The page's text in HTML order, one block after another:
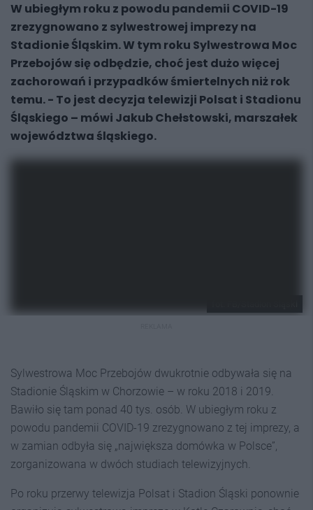
W ubiegłym roku z powodu pandemii COVID-19
zrezygnowano z sylwestrowej imprezy na
Stadionie Śląskim. W tym roku Sylwestrowa Moc
Przebojów się odbędzie, choć jest dużo więcej
zachorowań i przypadków śmiertelnych niż rok
temu. - To jest decyzja telewizji Polsat i Stadionu
Śląskiego – mówi Jakub Chełstowski, marszałek
województwa śląskiego.
Sylwestrowa Moc Przebojów dwukrotnie odbywała się na
Stadionie Śląskim w Chorzowie – w roku 2018 i 2019.
Bawiło się tam ponad 40 tys. osób. W ubiegłym roku z
powodu pandemii COVID-19 zrezygnowano z tej imprezy, a
w zamian odbyła się „największa domówka w Polsce”,
zorganizowana w dwóch studiach telewizyjnych.
Po roku przerwy telewizja Polsat i Stadion Śląski ponownie